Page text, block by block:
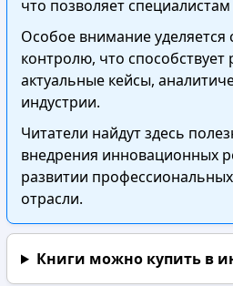
что позволяет
Особое внимание
контролю, что
актуальные кейсы,
индустрии.
Читатели найдут здесь
внедрения инновационных
развитии
отрасли.
Книги можно купить в